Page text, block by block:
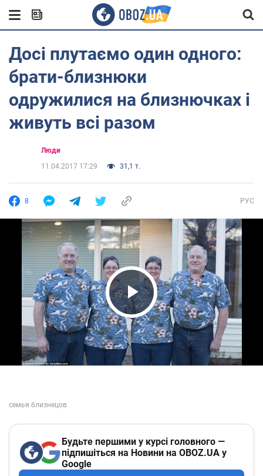
Досі плутаємо один одного:
брати-близнюки
одружилися на близнючках і
живуть всі разом
Люди
11.04.2017 17:29
31,1 т.
8 РУС
Play Video
Будьте першими у курсі головного —
підпишіться на Новини на OBOZ.UA у
Google